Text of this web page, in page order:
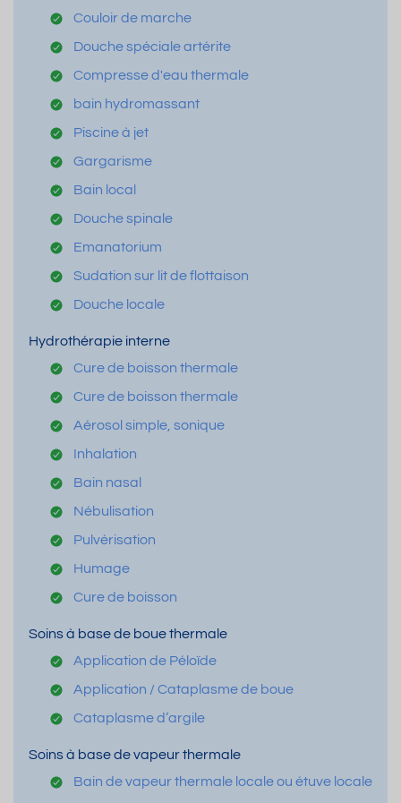
Couloir de marche
Douche spéciale artérite
Compresse d'eau thermale
bain hydromassant
Piscine à jet
Gargarisme
Bain local
Douche spinale
Emanatorium
Sudation sur lit de flottaison
Douche locale
Hydrothérapie interne
Cure de boisson thermale
Cure de boisson thermale
Aérosol simple, sonique
Inhalation
Bain nasal
Nébulisation
Pulvérisation
Humage
Cure de boisson
Soins à base de boue thermale
Application de Péloïde
Application / Cataplasme de boue
Cataplasme d’argile
Soins à base de vapeur thermale
Bain de vapeur thermale locale ou étuve locale